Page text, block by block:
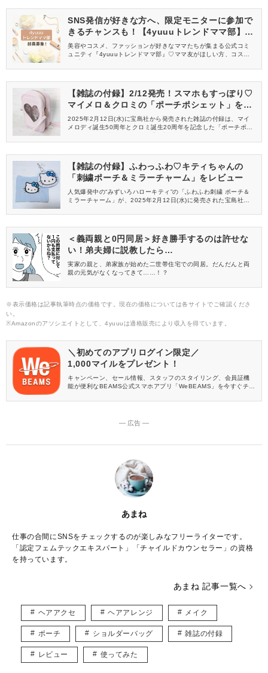
SNS発信が好きな方へ、限定モニターに参加で
きるチャンスも！【4yuuuトレンドママ部】部
員募集中
美容やコスメ、ファッションが好きなママたちが集まる公式コミ
ュニティ『4yuuuトレンドママ部』♡ママ友がほしい方、コスメサ
信してくれる方を募集しています！
【雑誌の付録】2/12発売！スマホもすっぽり♡
マイメロ＆クロミの「ポーチポシェット」をレ
ビュー
2025年2月12日(水)に宝島社から発売された雑誌の付録は、マイ
メロディ誕生50周年とクロミ誕生20周年を記念した「ポーチポシ
ボのアニバーサリーデザインは特別感たっぷりです。淡いピンク
【雑誌の付録】ふわっふわ♡キティちゃんの
「刺繍ポーチ＆ミラーチャーム」をレビュー
人気爆発中の“みずいろハローキティ”の「ふわふわ刺繍 ポーチ＆
ミラーチャーム」が、2025年2月12日(水)に発売された宝島社の
ゃんは、大人女子の持ち物にぴったり♡ミラー付きで実用性もばっ
＜義両親と0円同居＞好き勝手するのは許せな
い！弟夫婦に説教したら…
実家の親と、弟家族が始めた二世帯住宅での同居。だんだんと両
親の元気がなくなってきて……！？
※表示価格は記事執筆時点の価格です。現在の価格については各サイトでご確認くださ
い。
※Amazonのアソシエイトとして、4yuuuは適格販売により収入を得ています。
＼初めてのアプリログイン限定／
1,000マイルをプレゼント！
キャンペーン、セール情報、スタッフのスタイリング、会員証機
能が便利なBEAMS公式スマホアプリ「WeBEAMS」を今すぐチェ
― 広告 ―
あまね
仕事の合間にSNSをチェックするのが楽しみなフリーライターです。
「認定フェムテックエキスパート」「チャイルドカウンセラー」の資格
を持っています。
あまね 記事一覧へ
ヘアアクセ ヘアアレンジ メイク
ポーチ ショルダーバッグ 雑誌の付録
レビュー 使ってみた